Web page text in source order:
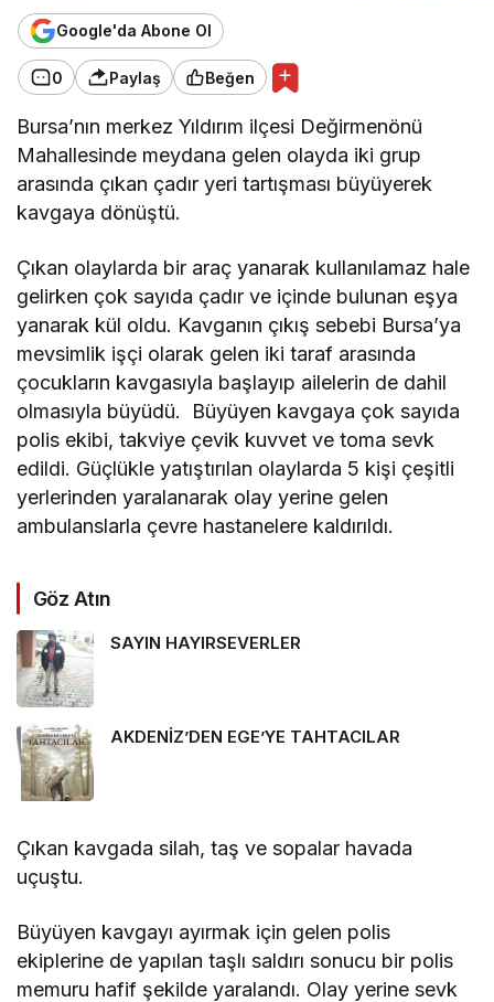
Google'da Abone Ol
0 Paylaş Beğen
Bursa’nın merkez Yıldırım ilçesi Değirmenönü
Mahallesinde meydana gelen olayda iki grup
arasında çıkan çadır yeri tartışması büyüyerek
kavgaya dönüştü.
Çıkan olaylarda bir araç yanarak kullanılamaz hale
gelirken çok sayıda çadır ve içinde bulunan eşya
yanarak kül oldu. Kavganın çıkış sebebi Bursa’ya
mevsimlik işçi olarak gelen iki taraf arasında
çocukların kavgasıyla başlayıp ailelerin de dahil
olmasıyla büyüdü. Büyüyen kavgaya çok sayıda
polis ekibi, takviye çevik kuvvet ve toma sevk
edildi. Güçlükle yatıştırılan olaylarda 5 kişi çeşitli
yerlerinden yaralanarak olay yerine gelen
ambulanslarla çevre hastanelere kaldırıldı.
Göz Atın
SAYIN HAYIRSEVERLER
AKDENİZ’DEN EGE’YE TAHTACILAR
Çıkan kavgada silah, taş ve sopalar havada
uçuştu.
Büyüyen kavgayı ayırmak için gelen polis
ekiplerine de yapılan taşlı saldırı sonucu bir polis
memuru hafif şekilde yaralandı. Olay yerine sevk